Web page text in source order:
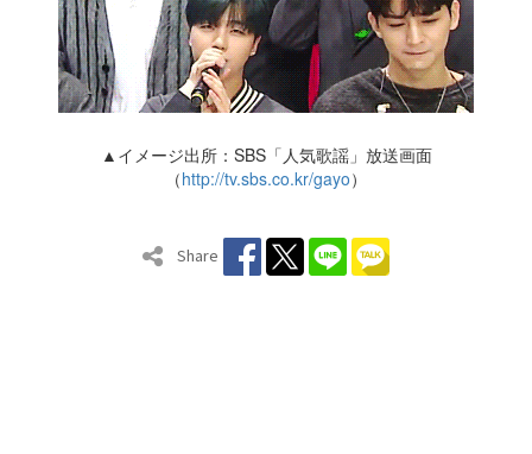
▲イメージ出所：SBS「人気歌謡」放送画面
（http://tv.sbs.co.kr/gayo）
Share